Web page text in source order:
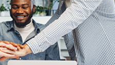
sănătate, dar și de educație,
partea instituțiilor europene.
adolescenților au venit cu